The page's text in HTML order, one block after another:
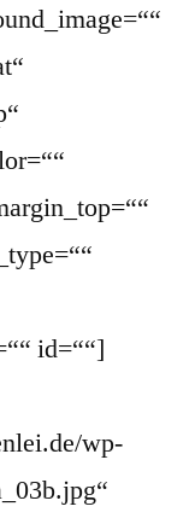
id=““]
wp-